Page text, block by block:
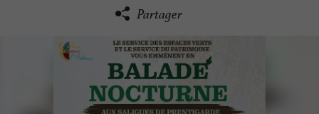
Partager